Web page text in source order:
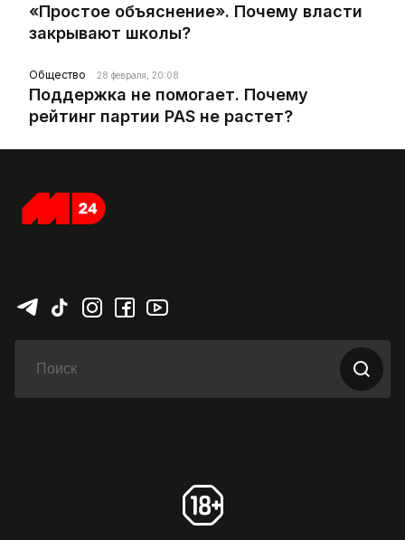
«Простое объяснение». Почему власти
закрывают школы?
Общество 28 февраля, 20:08
Поддержка не помогает. Почему
рейтинг партии PAS не растет?